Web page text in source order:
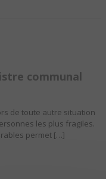
communal
de toute autre situation
les plus fragiles.
permet […]